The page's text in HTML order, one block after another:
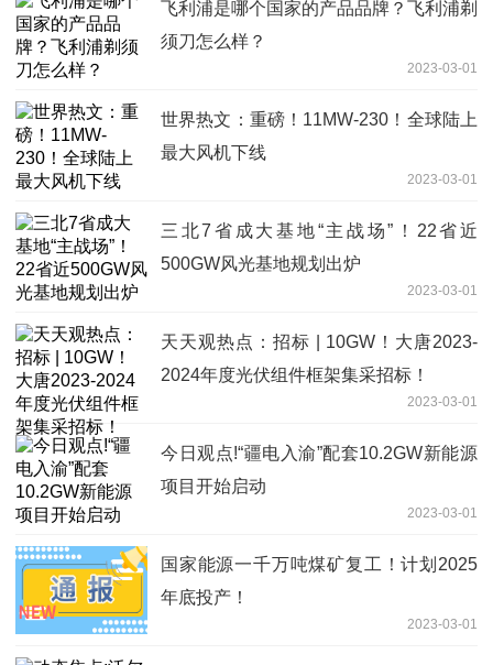
飞利浦是哪个国家的产品品牌？飞利浦剃
须刀怎么样？
2023-03-01
世界热文：重磅！11MW-230！全球陆上
最大风机下线
2023-03-01
三北7省成大基地“主战场”！22省近
500GW风光基地规划出炉
2023-03-01
天天观热点：招标 | 10GW！大唐2023-
2024年度光伏组件框架集采招标！
2023-03-01
今日观点!“疆电入渝”配套10.2GW新能源
项目开始启动
2023-03-01
国家能源一千万吨煤矿复工！计划2025
年底投产！
2023-03-01